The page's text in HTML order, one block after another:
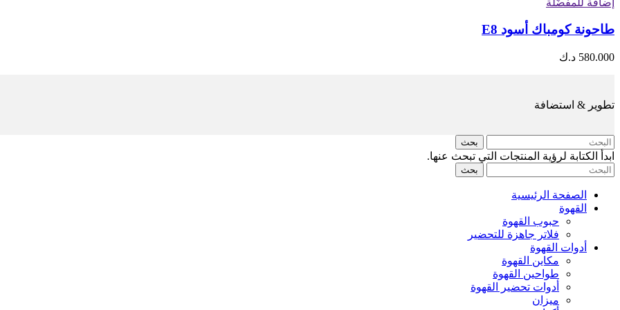
إضافة للمفضّلة
طاحونة كومباك أسود E8
580.000 د.ك
تطوير & استضافة
بحث
ابدأ الكتابة لرؤية المنتجات التي تبحث عنها.
بحث
الصفحة الرئيسية
القهوة
حبوب القهوة
فلاتر جاهزة للتحضير
أدوات القهوة
مكاين القهوة
طواحين القهوة
أدوات تحضير القهوة
ميزان